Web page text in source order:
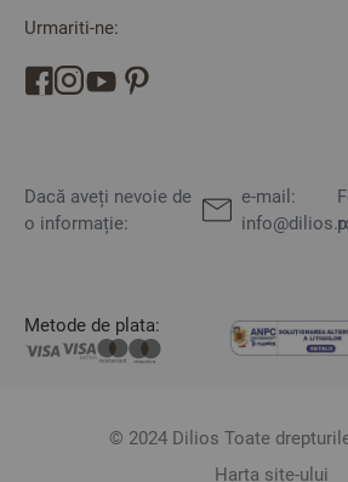
Urmariti-ne:
Dacă aveți nevoie de
o informație:
e-mail:
Metode de plata:
© 2024 Dilios Toate
Harta site-ului